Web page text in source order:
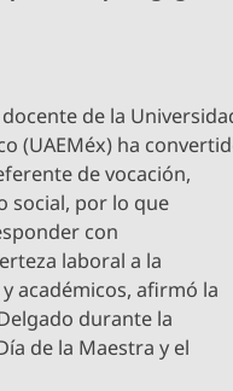
de la
(UAEMéx) ha
de vocación,
social, por lo que
con
laboral a la
académicos, afirmó la
durante la
de la Maestra y el